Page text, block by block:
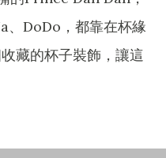
、DoDo，都靠在杯緣
藏的杯子裝飾，讓這